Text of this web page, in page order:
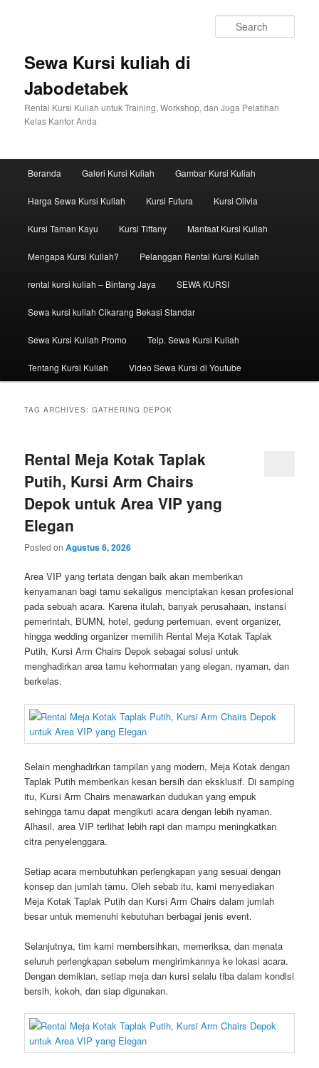
Sewa Kursi kuliah di
Jabodetabek
Rental Kursi Kuliah untuk Training, Workshop, dan Juga Pelatihan
Kelas Kantor Anda
Skip to primary content
Skip to secondary content
Beranda Galeri Kursi Kuliah Gambar Kursi Kuliah
Harga Sewa Kursi Kuliah Kursi Futura Kursi Olivia
Kursi Taman Kayu Kursi Tiffany Manfaat Kursi Kuliah
Mengapa Kursi Kuliah? Pelanggan Rental Kursi Kuliah
rental kursi kuliah – Bintang Jaya SEWA KURSI
Sewa kursi kuliah Cikarang Bekasi Standar
Sewa Kursi Kuliah Promo Telp. Sewa Kursi Kuliah
Tentang Kursi Kuliah Video Sewa Kursi di Youtube
TAG ARCHIVES:GATHERING DEPOK
Rental Meja Kotak Taplak
Putih, Kursi Arm Chairs
Depok untuk Area VIP yang
Elegan
Posted onAgustus 6, 2026
Area VIP yang tertata dengan baik akan memberikan
kenyamanan bagi tamu sekaligus menciptakan kesan profesional
pada sebuah acara. Karena itulah, banyak perusahaan, instansi
pemerintah, BUMN, hotel, gedung pertemuan, event organizer,
hingga wedding organizer memilih Rental Meja Kotak Taplak
Putih, Kursi Arm Chairs Depok sebagai solusi untuk
menghadirkan area tamu kehormatan yang elegan, nyaman, dan
berkelas.
Selain menghadirkan tampilan yang modern, Meja Kotak dengan
Taplak Putih memberikan kesan bersih dan eksklusif. Di samping
itu, Kursi Arm Chairs menawarkan dudukan yang empuk
sehingga tamu dapat mengikuti acara dengan lebih nyaman.
Alhasil, area VIP terlihat lebih rapi dan mampu meningkatkan
citra penyelenggara.
Setiap acara membutuhkan perlengkapan yang sesuai dengan
konsep dan jumlah tamu. Oleh sebab itu, kami menyediakan
Meja Kotak Taplak Putih dan Kursi Arm Chairs dalam jumlah
besar untuk memenuhi kebutuhan berbagai jenis event.
Selanjutnya, tim kami membersihkan, memeriksa, dan menata
seluruh perlengkapan sebelum mengirimkannya ke lokasi acara.
Dengan demikian, setiap meja dan kursi selalu tiba dalam kondisi
bersih, kokoh, dan siap digunakan.